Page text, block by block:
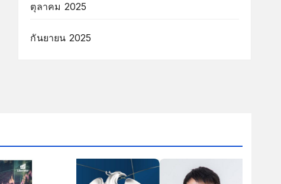
ตุลาคม 2025
กันยายน 2025